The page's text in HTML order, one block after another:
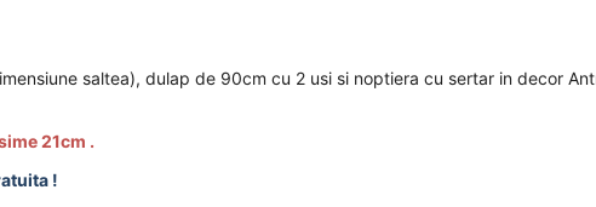
saltea), dulap de 90cm cu 2 usi si noptiera cu sertar in decor
21cm .
!